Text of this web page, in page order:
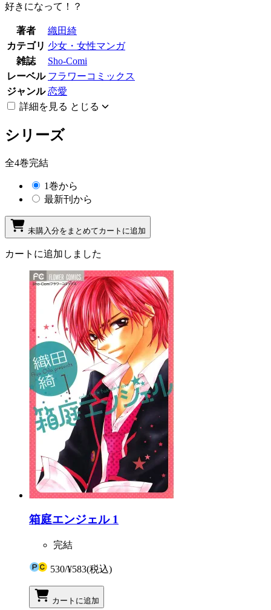
好きになって！？
著者
織田綺
カテゴリ 少女・女性マンガ
雑誌
Sho-Comi
レーベル フラワーコミックス
ジャンル 恋愛
詳細を見る とじる
シリーズ
全4巻完結
1巻から
最新刊から
未購入分をまとめてカートに追加
カートに追加しました
箱庭エンジェル 1
完結
530/¥583(税込)
カートに追加